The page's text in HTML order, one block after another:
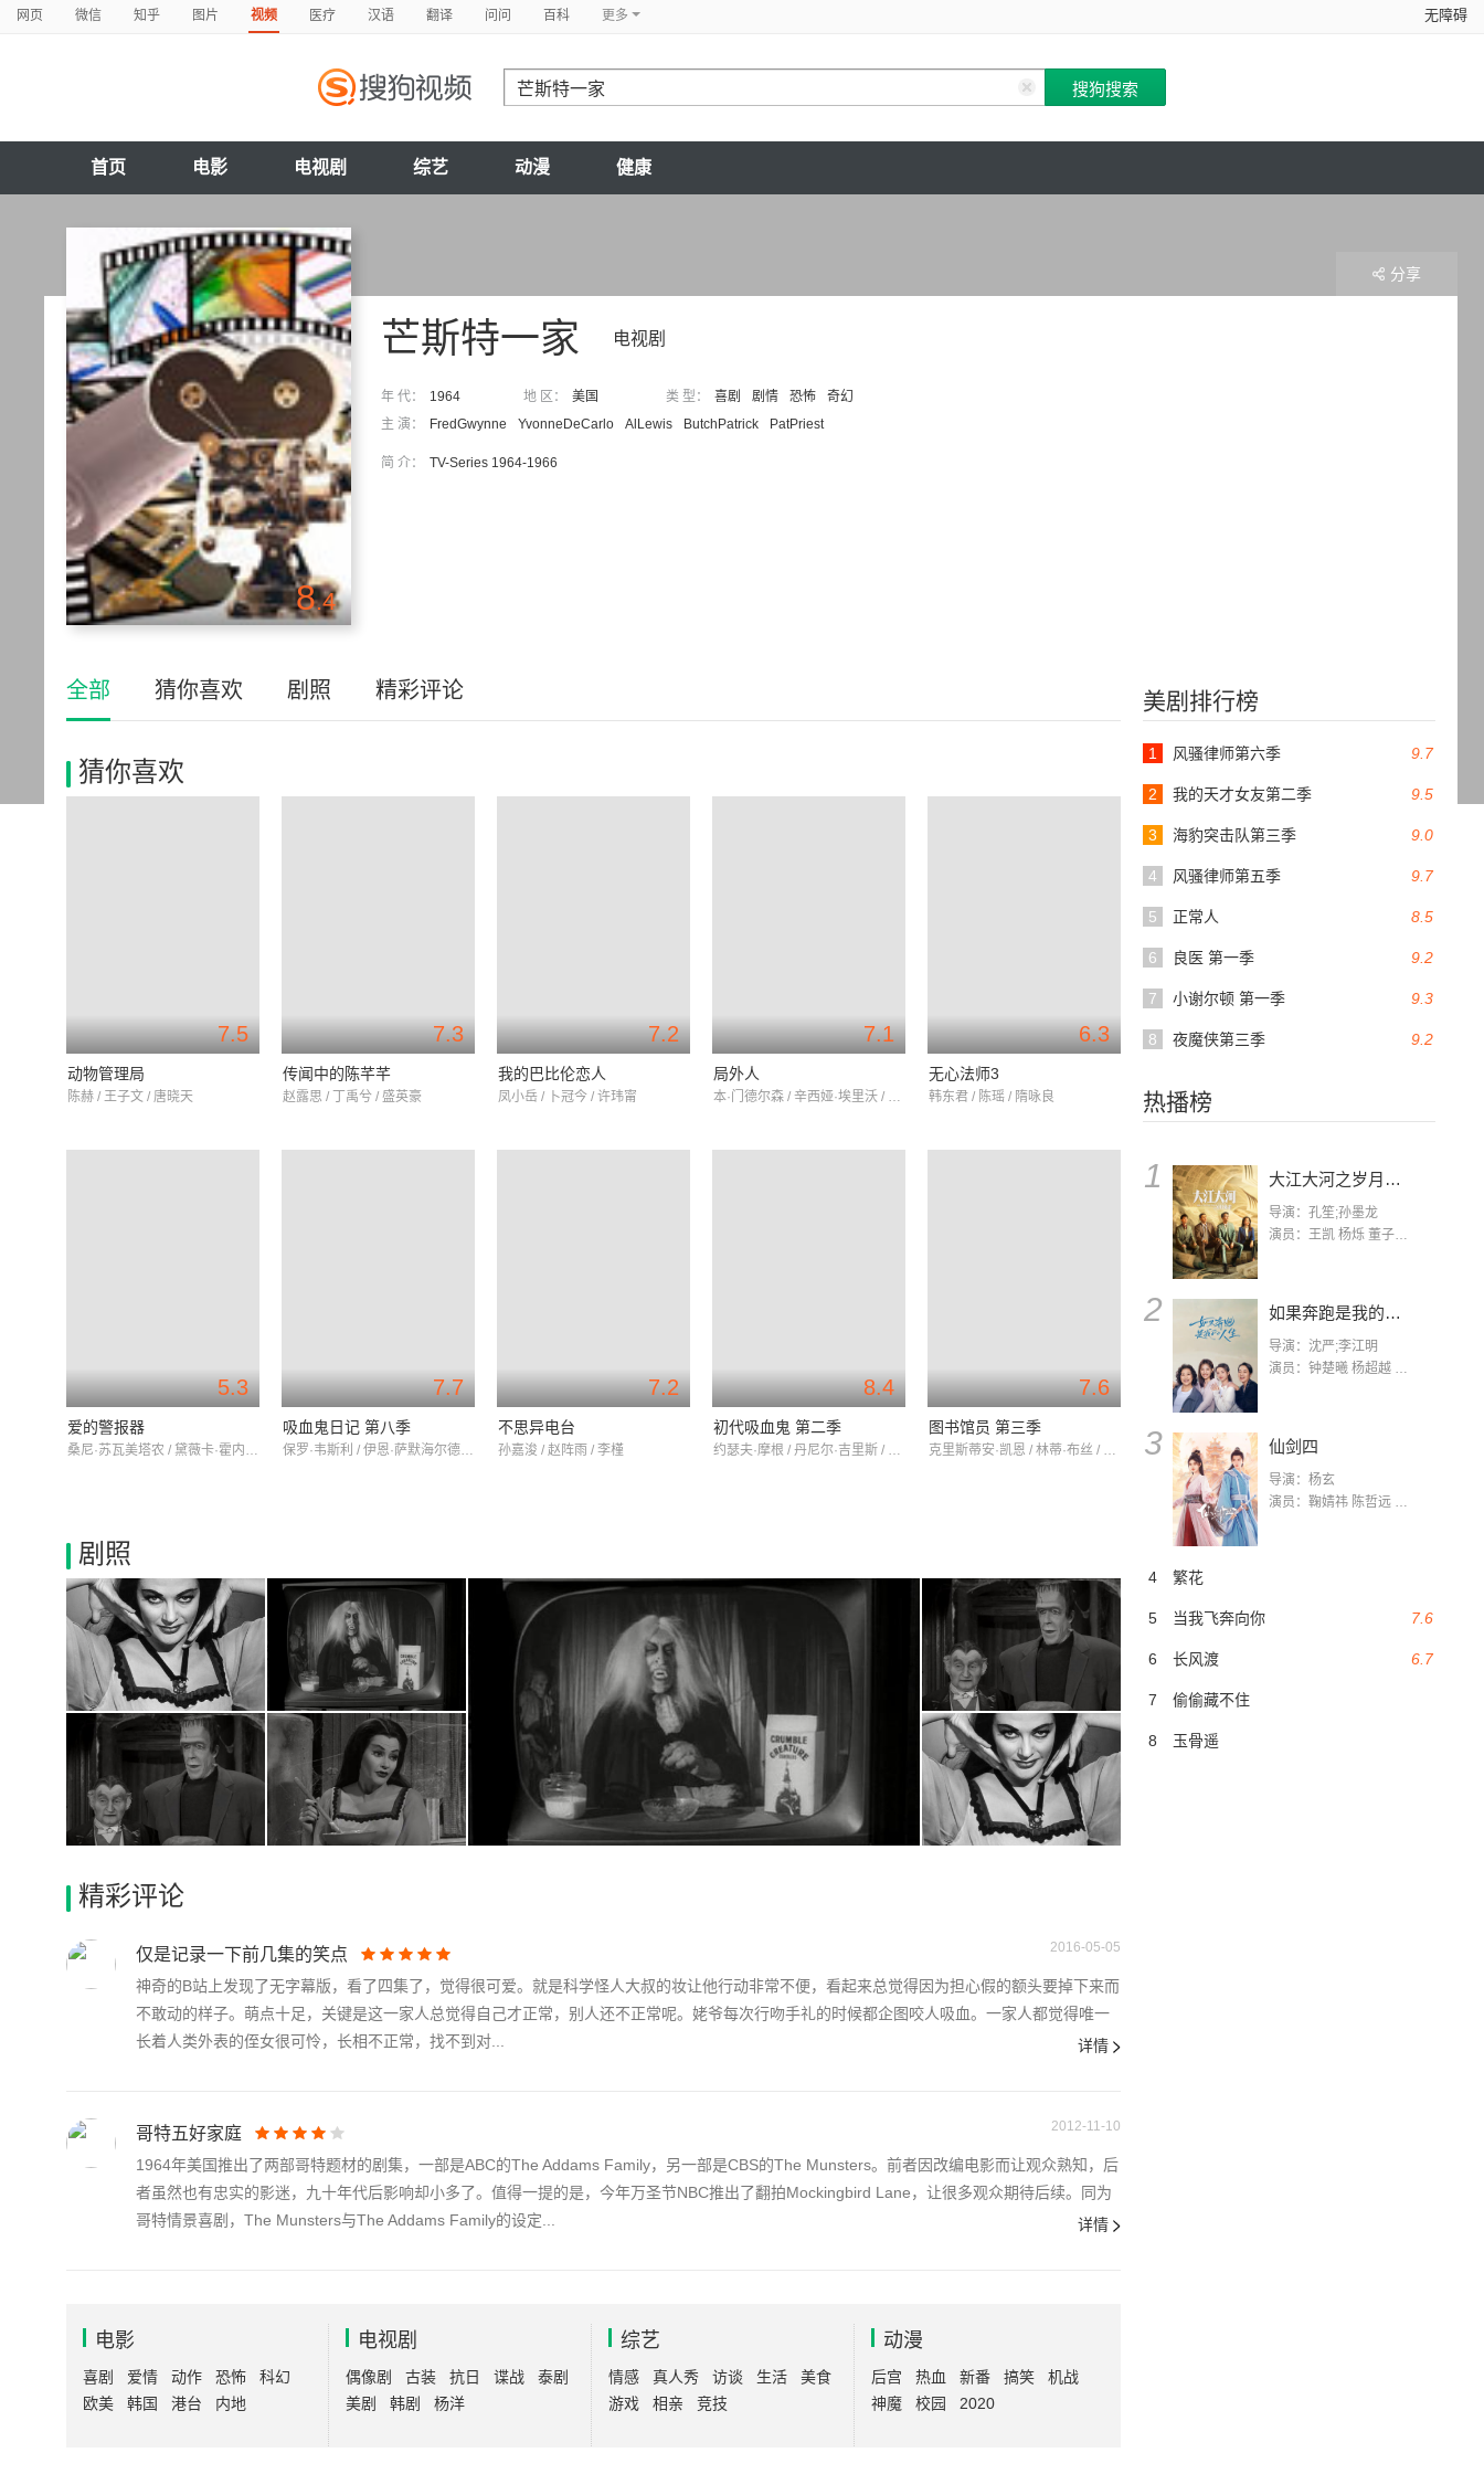
网页 微信 知乎 图片 视频 医疗 汉语 翻译 问问 百科 更多 无障碍
首页 电影 电视剧 综艺 动漫 健康
8.4
电视剧
芒斯特一家
年 代： 1964 地 区： 美国 类 型： 喜剧 剧情 恐怖
奇幻
主 演：
FredGwynne YvonneDeCarlo AlLewis ButchPatrick PatPriest
简 介： TV-Series 1964-1966
分享
美剧排行榜
9.7
1 风骚律师第六季
9.5
2 我的天才女友第二季
9.0
3 海豹突击队第三季
9.7
4 风骚律师第五季
8.5
5 正常人
9.2
6 良医 第一季
9.3
7 小谢尔顿 第一季
9.2
8 夜魔侠第三季
热播榜
1 大江大河之岁月如歌
导演：孔笙;孙墨龙
演员：王凯 杨烁 董子健 杨采钰 张佳宁 练练 林栋甫 房子斌
2 如果奔跑是我的人生
导演：沈严;李江明
演员：钟楚曦 杨超越 许娣 陈小艺 侯雯元 宋洋 王宥钧 李添诺
3 仙剑四
导演：杨玄
演员：鞠婧祎 陈哲远 茅子俊 毛晓慧 王媛可 张志浩 林枫松 张帆（演员）
4 繁花
7.6
5 当我飞奔向你
6.7
6 长风渡
7 偷偷藏不住
8 玉骨遥
全部 猜你喜欢 剧照 精彩评论
猜你喜欢
7.5
动物管理局
陈赫 / 王子文 / 唐晓天
7.3
传闻中的陈芊芊
赵露思 / 丁禹兮 / 盛英豪
7.2
我的巴比伦恋人
凤小岳 / 卜冠今 / 许玮甯
7.1
局外人
本·门德尔森 / 辛西娅·埃里沃 / 朱丽安妮·尼科尔森
6.3
无心法师3
韩东君 / 陈瑶 / 隋咏良
5.3
爱的警报器
桑尼·苏瓦美塔农 / 黛薇卡·霍内 / 翁拉维·那提通
7.7
吸血鬼日记 第八季
保罗·韦斯利 / 伊恩·萨默海尔德 / 卡特琳娜·格兰厄姆
7.2
不思异电台
孙嘉浚 / 赵阵雨 / 李槿
8.4
初代吸血鬼 第二季
约瑟夫·摩根 / 丹尼尔·吉里斯 / 菲比·托金
7.6
图书馆员 第三季
克里斯蒂安·凯恩 / 林蒂·布丝 / 约翰·哈伦·金
剧照
精彩评论
仅是记录一下前几集的笑点 2016-05-05
神奇的B站上发现了无字幕版，看了四集了，觉得很可爱。就是科学怪人大叔的妆让他行动非常不便，看起来总觉得因为担心假的额头要掉下来而
不敢动的样子。萌点十足，关键是这一家人总觉得自己才正常，别人还不正常呢。姥爷每次行吻手礼的时候都企图咬人吸血。一家人都觉得唯一
长着人类外表的侄女很可怜，长相不正常，找不到对...
详情
哥特五好家庭 2012-11-10
1964年美国推出了两部哥特题材的剧集，一部是ABC的The Addams Family，另一部是CBS的The Munsters。前者因改编电影而让观众熟知，后
者虽然也有忠实的影迷，九十年代后影响却小多了。值得一提的是，今年万圣节NBC推出了翻拍Mockingbird Lane，让很多观众期待后续。同为
哥特情景喜剧，The Munsters与The Addams Family的设定...
详情
电影
喜剧 爱情 动作 恐怖
科幻
欧美
韩国 港台 内地
电视剧
偶像剧 古装 抗日 谍战
泰剧
美剧
韩剧 杨洋
综艺
情感 真人秀 访谈 生活
美食
游戏
相亲 竞技
动漫
后宫 热血 新番 搞笑
机战
神魔
校园 2020